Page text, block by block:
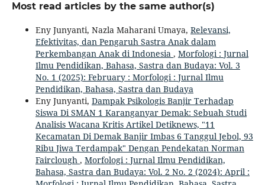
Most read articles by the same author(s)
Eny Junyanti, Nazla Maharani Umaya, Relevansi,
Efektivitas, dan Pengaruh Sastra Anak dalam
Perkembangan Anak di Indonesia , Morfologi : Jurnal
Ilmu Pendidikan, Bahasa, Sastra dan Budaya: Vol. 3
No. 1 (2025): February : Morfologi : Jurnal Ilmu
Pendidikan, Bahasa, Sastra dan Budaya
Eny Junyanti, Dampak Psikologis Banjir Terhadap
Siswa Di SMAN 1 Karanganyar Demak: Sebuah Studi
Analisis Wacana Kritis Artikel Detiknews, "11
Kecamatan Di Demak Banjir Imbas 6 Tanggul Jebol, 93
Ribu Jiwa Terdampak" Dengan Pendekatan Norman
Fairclough , Morfologi : Jurnal Ilmu Pendidikan,
Bahasa, Sastra dan Budaya: Vol. 2 No. 2 (2024): April :